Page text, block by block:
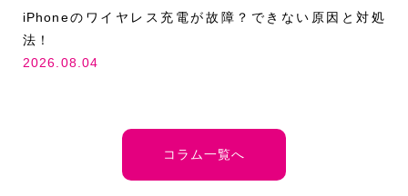
iPhoneのワイヤレス充電が故障？できない原因と対処
法！
2026.08.04
コラム一覧へ